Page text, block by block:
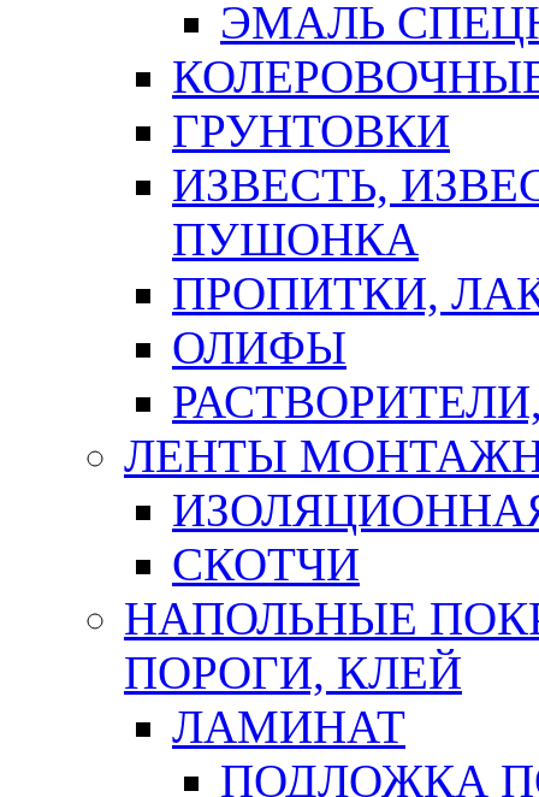
ЭМАЛЬ
ГРУНТОВКИ
ИЗВЕСТЬ,
ПУШОНКА
ПРОПИТКИ,
ОЛИФЫ
ЛЕНТЫ
СКОТЧИ
НАПОЛЬНЫЕ
ПОРОГИ, КЛЕЙ
ЛАМИНАТ
ПОДЛОЖКА